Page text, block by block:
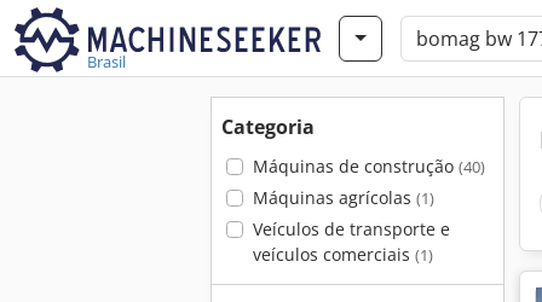
Brasil
Categoria
Máquinas de construção (40)
Máquinas agrícolas (1)
Veículos de transporte e
veículos comerciais (1)